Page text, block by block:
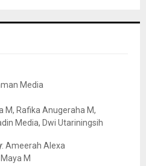
Media
M, Rafika Anugeraha M,
Media, Dwi Utariningsih
: Ameerah Alexa
M